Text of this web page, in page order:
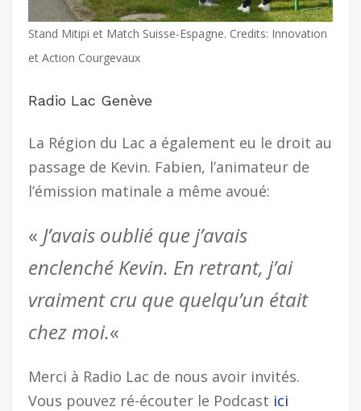
Stand Mitipi et Match Suisse-Espagne. Credits: Innovation
et Action Courgevaux
Radio Lac Genève
La Région du Lac a également eu le droit au
passage de Kevin. Fabien, l’animateur de
l’émission matinale a même avoué:
« J’avais oublié que j’avais
enclenché Kevin. En retrant, j’ai
vraiment cru que quelqu’un était
chez moi.«
Merci à Radio Lac de nous avoir invités.
Vous pouvez ré-écouter le Podcast ici